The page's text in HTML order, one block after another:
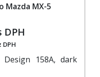
Mazda MX-5
DPH
DPH
158A, dark